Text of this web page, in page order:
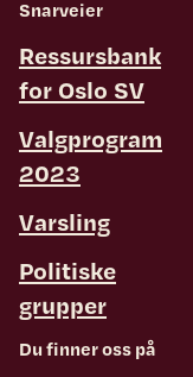
Snarveier
Ressursbank
for Oslo SV
Valgprogram
2023
Varsling
Politiske
grupper
Du finner oss på